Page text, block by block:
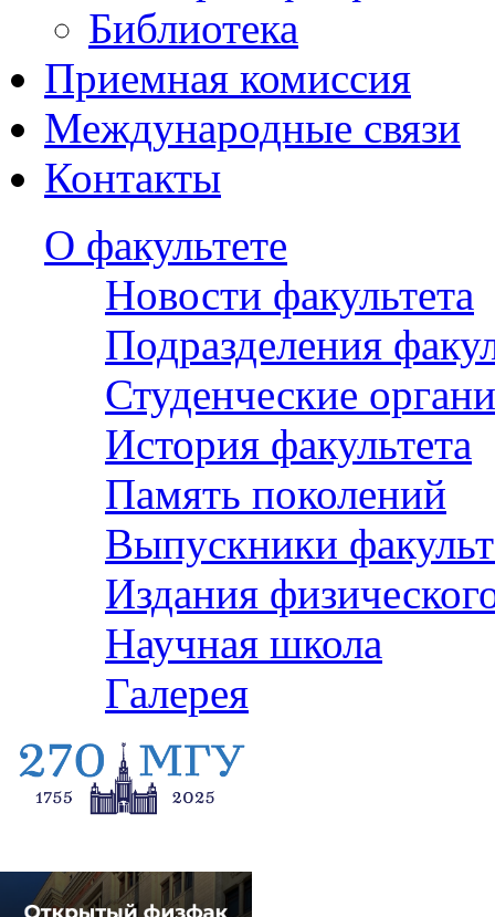
Библиотека
Приемная комиссия
Международные связи
Контакты
О факультете
Новости факультета
Подразделения
Студенческие
История факультета
Память поколений
Выпускники
Издания
Научная школа
Галерея